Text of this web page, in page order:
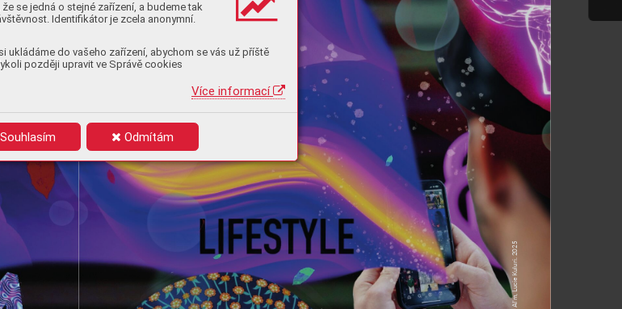
se jedná o stejné zařízení, a budeme tak
Identifikátor je zcela anonymní.
ukládáme do vašeho zařízení, abychom se vás už příště
později upravit ve Správě cookies
Více informací
Souhlasím Odmítám
AI’m, Lucie K
uluri. 2025